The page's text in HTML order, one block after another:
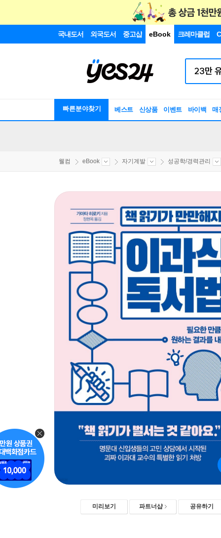
국내도서 외국도서 중고샵 eBook 크레마클럽
빠른분야찾기 베스트 신상품 이벤트 바이백 매
웰컴 eBook 자기계발 성공학/경력관리
미리보기 파트너샵 공유하기